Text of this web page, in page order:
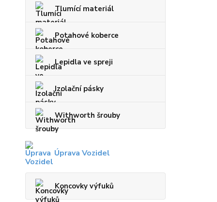
Tlumící materiál
Potahové koberce
Lepidla ve spreji
Izolační pásky
Withworth šrouby
Úprava Vozidel
Koncovky výfuků